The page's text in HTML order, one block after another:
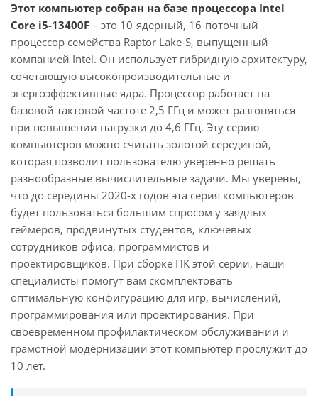
Этот компьютер собран на базе процессора Intel
Core i5-13400F – это 10-ядерный, 16-поточный
процессор семейства Raptor Lake-S, выпущенный
компанией Intel. Он использует гибридную архитектуру,
сочетающую высокопроизводительные и
энергоэффективные ядра. Процессор работает на
базовой тактовой частоте 2,5 ГГц и может разгоняться
при повышении нагрузки до 4,6 ГГц. Эту серию
компьютеров можно считать золотой серединой,
которая позволит пользователю уверенно решать
разнообразные вычислительные задачи. Мы уверены,
что до середины 2020-х годов эта серия компьютеров
будет пользоваться большим спросом у заядлых
геймеров, продвинутых студентов, ключевых
сотрудников офиса, программистов и
проектировщиков. При сборке ПК этой серии, наши
специалисты помогут вам скомплектовать
оптимальную конфигурацию для игр, вычислений,
программирования или проектирования. При
своевременном профилактическом обслуживании и
грамотной модернизации этот компьютер прослужит до
10 лет.